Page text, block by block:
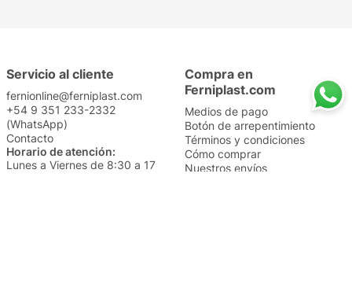
Servicio al cliente
fernionline@ferniplast.com
+54 9 351 233-2332
(WhatsApp)
Contacto
Horario de atención:
Lunes a Viernes de 8:30 a 17
Compra en
Ferniplast.com
Medios de pago
Botón de arrepentimiento
Términos y condiciones
Cómo comprar
Nuestros envíos